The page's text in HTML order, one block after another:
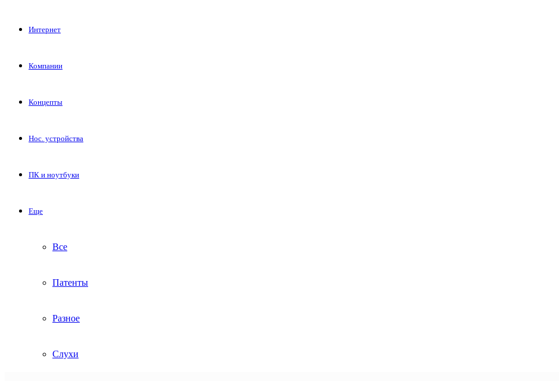
Интернет
Компании
Концепты
Нос. устройства
ПК и ноутбуки
Еще
Все
Патенты
Разное
Слухи